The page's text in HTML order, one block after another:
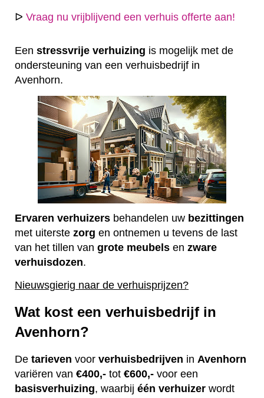
ᐅ Vraag nu vrijblijvend een verhuis offerte aan!
Een stressvrije verhuizing is mogelijk met de
ondersteuning van een verhuisbedrijf in
Avenhorn.
Ervaren verhuizers behandelen uw bezittingen
met uiterste zorg en ontnemen u tevens de last
van het tillen van grote meubels en zware
verhuisdozen.
Nieuwsgierig naar de verhuisprijzen?
Wat kost een verhuisbedrijf in
Avenhorn?
De tarieven voor verhuisbedrijven in Avenhorn
variëren van €400,- tot €600,- voor een
basisverhuizing, waarbij één verhuizer wordt